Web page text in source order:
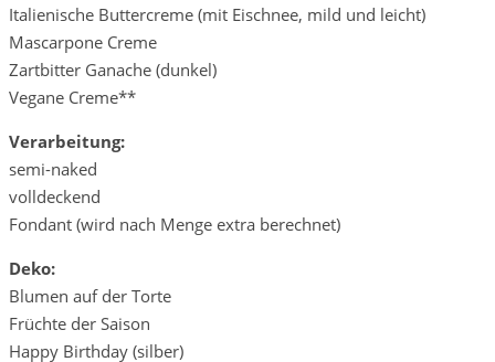
Italienische Buttercreme (mit Eischnee, mild und leicht)
Mascarpone Creme
Zartbitter Ganache (dunkel)
Vegane Creme**
Verarbeitung:
semi-naked
volldeckend
Fondant (wird nach Menge extra berechnet)
Deko:
Blumen auf der Torte
Früchte der Saison
Happy Birthday (silber)